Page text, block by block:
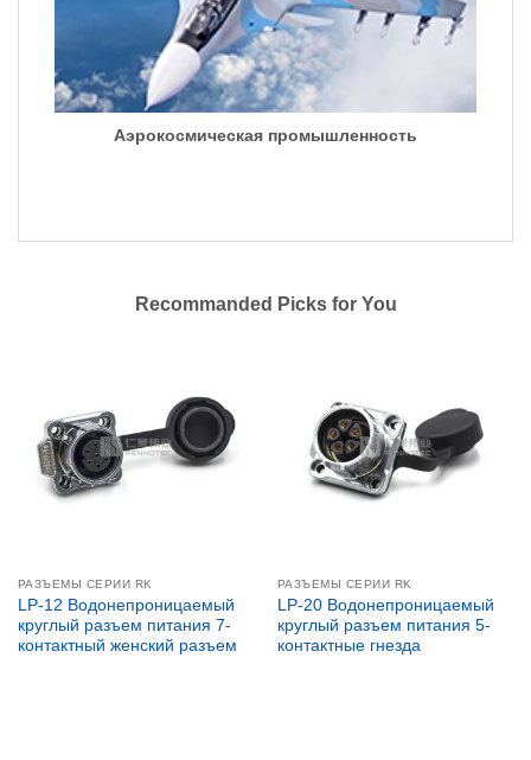
Аэрокосмическая промышленность
Recommanded Picks for You
РАЗЪЕМЫ СЕРИИ RK
LP-12 Водонепроницаемый
круглый разъем питания 7-
контактный женский разъем
РАЗЪЕМЫ СЕРИИ RK
LP-20 Водонепроницаемый
круглый разъем питания 5-
контактные гнезда